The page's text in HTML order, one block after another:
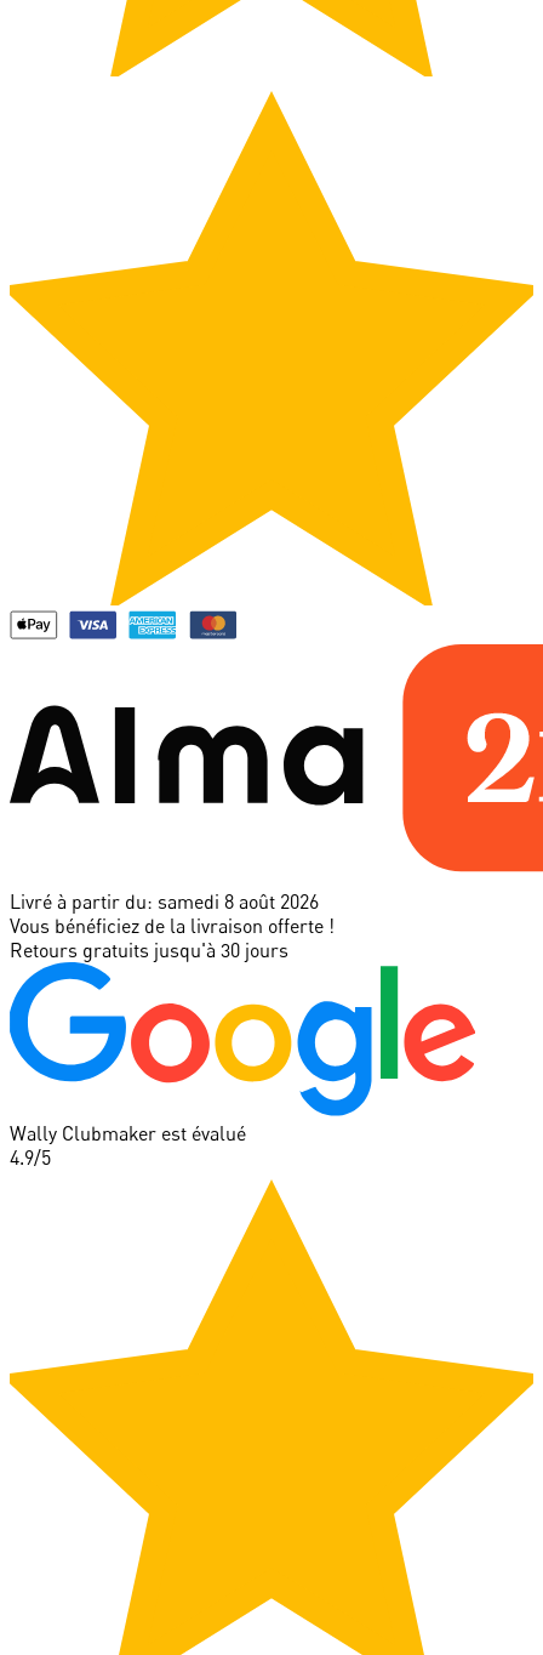
Livré à partir du: samedi 8 août 2026
Vous bénéficiez de la livraison offerte !
Retours gratuits jusqu'à 30 jours
Wally Clubmaker est évalué
4.9/5